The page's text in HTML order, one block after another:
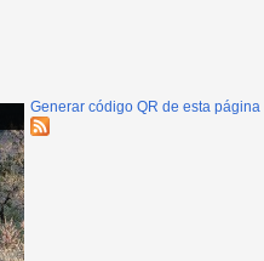
Generar código QR de esta página